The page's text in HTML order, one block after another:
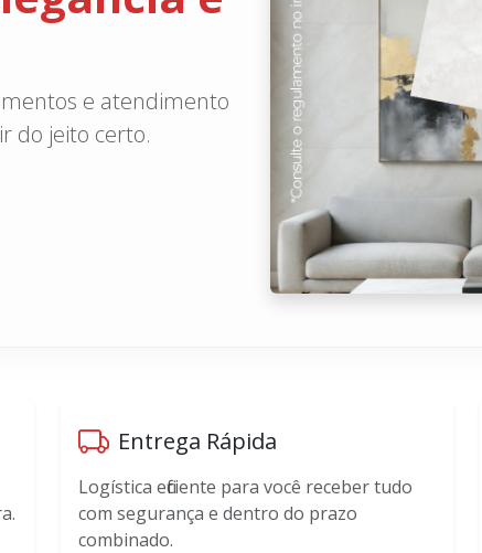
e atendimento
do jeito certo.
Entrega Rápida
Logística eficiente para você receber tudo
com segurança e dentro do prazo
combinado.